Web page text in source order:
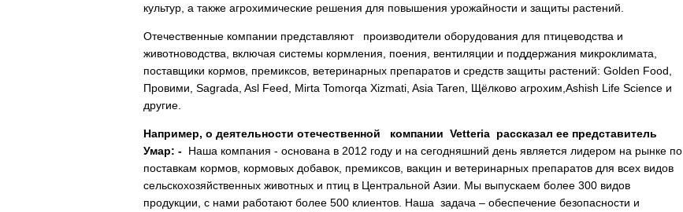
культур, а также агрохимические решения для повышения урожайности и защиты растений.
Отечественные компании представляют
производители оборудования для птицеводства и
животноводства, включая системы кормления, поения, вентиляции и поддержания микроклимата,
поставщики кормов, премиксов, ветеринарных препаратов и средств защиты растений: Golden Food,
Провими, Sagrada, Asl Feed, Mirta Tomorqa Xizmati, Asia Taren, Щёлково агрохим,Ashish Life Science и
другие.
Например, о деятельности отечественной компании Vetteria рассказал ее представитель
Умар: - Наша компания - основана в 2012 году и на сегодняшний день является лидером на рынке по
поставкам кормов, кормовых добавок, премиксов, вакцин и ветеринарных препаратов для всех видов
сельскохозяйственных животных и птиц в Центральной Азии. Мы выпускаем более 300 видов
продукции, с нами работают более 500 клиентов. Наша задача – обеспечение безопасности и